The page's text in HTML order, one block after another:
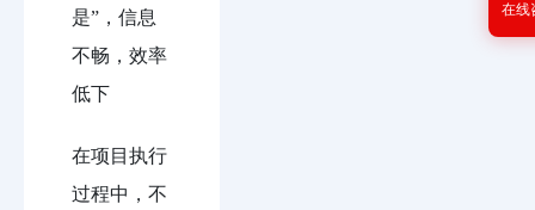
是”，信息
不畅，效率
低下
在项目执行
过程中，不
在线